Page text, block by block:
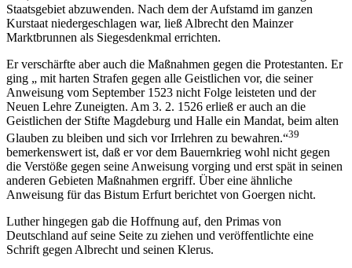
Staatsgebiet abzuwenden. Nach dem der Aufstamd im ganzen
Kurstaat niedergeschlagen war, ließ Albrecht den Mainzer
Marktbrunnen als Siegesdenkmal errichten.
Er verschärfte aber auch die Maßnahmen gegen die Protestanten. Er
ging „ mit harten Strafen gegen alle Geistlichen vor, die seiner
Anweisung vom September 1523 nicht Folge leisteten und der
Neuen Lehre Zuneigten. Am 3. 2. 1526 erließ er auch an die
Geistlichen der Stifte Magdeburg und Halle ein Mandat, beim alten
Glauben zu bleiben und sich vor Irrlehren zu bewahren.“39
bemerkenswert ist, daß er vor dem Bauernkrieg wohl nicht gegen
die Verstöße gegen seine Anweisung vorging und erst spät in seinen
anderen Gebieten Maßnahmen ergriff. Über eine ähnliche
Anweisung für das Bistum Erfurt berichtet von Goergen nicht.
Luther hingegen gab die Hoffnung auf, den Primas von
Deutschland auf seine Seite zu ziehen und veröffentlichte eine
Schrift gegen Albrecht und seinen Klerus.